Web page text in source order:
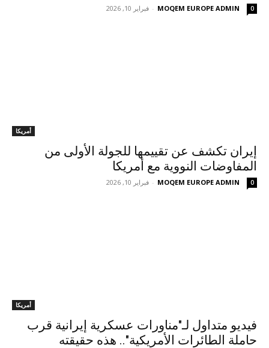
MOQEM EUROPE ADMIN
- فبراير 10, 2026 0
أمريكا
إيران تكشف عن تقييمها للجولة الأولى من
المفاوضات النووية مع أمريكا
MOQEM EUROPE ADMIN
- فبراير 10, 2026 0
أمريكا
فيديو متداول لـ"مناورات عسكرية إيرانية قرب
حاملة الطائرات الأمريكية".. هذه حقيقته